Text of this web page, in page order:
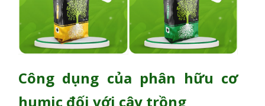
Công dụng của phân hữu cơ
humic đối với cây trồng